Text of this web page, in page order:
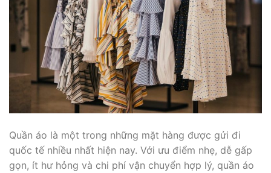
Quần áo là một trong những mặt hàng được gửi đi
quốc tế nhiều nhất hiện nay. Với ưu điểm nhẹ, dễ gấp
gọn, ít hư hỏng và chi phí vận chuyển hợp lý, quần áo